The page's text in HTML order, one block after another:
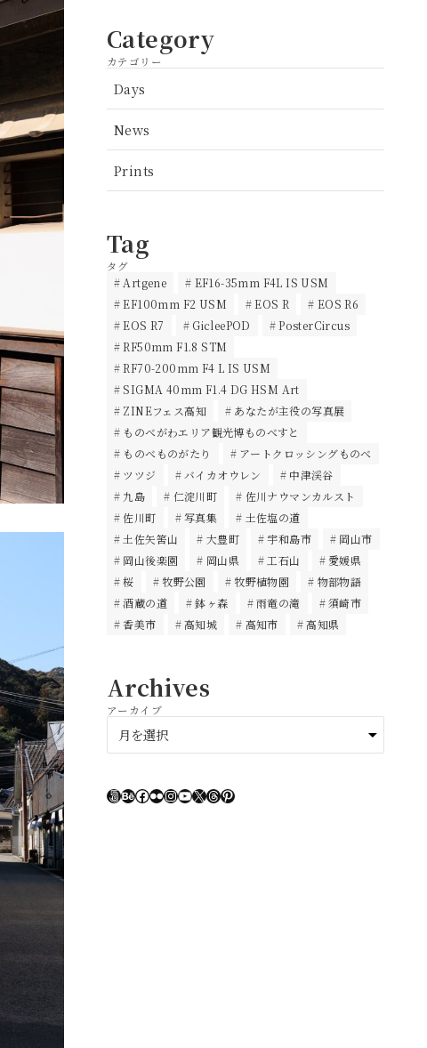
Category
カテゴリー
Days
News
Prints
Tag
タグ
Artgene
EF16-35mm F4L IS USM
EF100mm F2 USM
EOS R
EOS R6
EOS R7
GicleePOD
PosterCircus
RF50mm F1.8 STM
RF70-200mm F4 L IS USM
SIGMA 40mm F1.4 DG HSM Art
ZINEフェス高知
あなたが主役の写真展
ものべがわエリア観光博ものべすと
ものべものがたり
アートクロッシングものべ
ツツジ
バイカオウレン
中津渓谷
九島
仁淀川町
佐川ナウマンカルスト
佐川町
写真集
土佐塩の道
土佐矢筈山
大豊町 宇和島市
岡山市
岡山後楽園
岡山県 工石山
愛媛県
桜
牧野公園 牧野植物園
物部物語
酒蔵の道
鉢ヶ森 雨竜の滝
須崎市
香美市
高知城 高知市 高知県
Archives
アーカイブ
ブ
500px
Behance
Facebook
Flickr
Instagram
YouTube
XThreads
Pinterest